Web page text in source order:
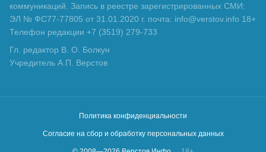
коммуникаций. Запись в реестре зарегистрированных СМИ:
ЭЛ № ФС77-77805 от 31.01.2020 г. почта: info@verstov.info 18+
Телефон редакции +7 (3519) 279-733
Гл. редактор В. О. Болкун
Учредитель А.П. Верстов
Политика конфиденциальности
Согласие на сбор и обработку персональных данных